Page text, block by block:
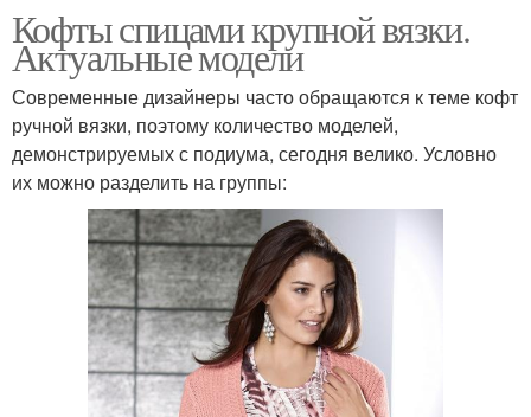
Кофты спицами крупной вязки.
Актуальные модели
Современные дизайнеры часто обращаются к теме кофт
ручной вязки, поэтому количество моделей,
демонстрируемых с подиума, сегодня велико. Условно
их можно разделить на группы: